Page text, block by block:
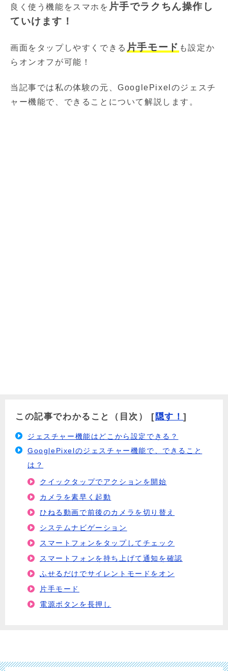
良く使う機能をスマホを 片手でラクちん操作し
ていけます！
画面をタップしやすくできる 片手モード も設定か
らオンオフが可能！
当記事では私の体験の元、GooglePixelのジェスチ
ャー機能で、できることについて解説します。
この記事でわかること（目次） [ 隠す！]
ジェスチャー機能はどこから設定できる？
GooglePixelのジェスチャー機能で、できること
は？
クイックタップでアクションを開始
カメラを素早く起動
ひねる動画で前後のカメラを切り替え
システムナビゲーション
スマートフォンをタップしてチェック
スマートフォンを持ち上げて通知を確認
ふせるだけでサイレントモードをオン
片手モード
電源ボタンを長押し